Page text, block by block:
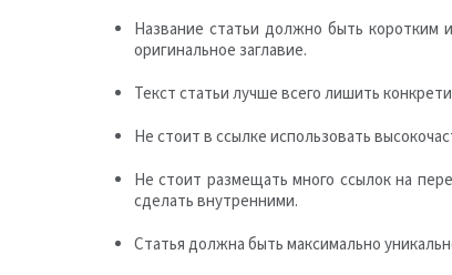
Название статьи должно быть коротким
оригинальное заглавие.
Текст статьи лучше всего лишить
Не стоит в ссылке использовать
Не стоит размещать много ссылок на
сделать внутренними.
Статья должна быть максимально